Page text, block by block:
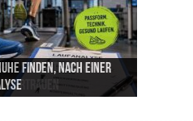
finden, nach einer
Indoor-Training mit
Vertrauen
Erfolgschancen und
es Schmerzen, Stress
Tipps für mehr